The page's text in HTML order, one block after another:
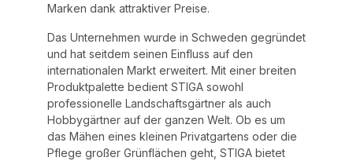
Marken dank attraktiver Preise.
Das Unternehmen wurde in Schweden gegründet
und hat seitdem seinen Einfluss auf den
internationalen Markt erweitert. Mit einer breiten
Produktpalette bedient STIGA sowohl
professionelle Landschaftsgärtner als auch
Hobbygärtner auf der ganzen Welt. Ob es um
das Mähen eines kleinen Privatgartens oder die
Pflege großer Grünflächen geht, STIGA bietet